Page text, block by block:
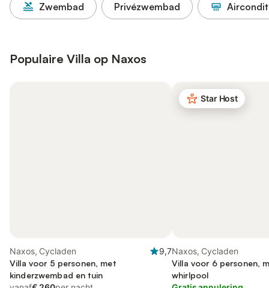
Zwembad Privézwembad
Populaire Villa op Naxos
Naxos, Cycladen
9,7
Villa voor 5 personen, met
kinderzwembad en tuin
Star Host
Naxos, Cycladen
Villa voor 6 personen,
whirlpool